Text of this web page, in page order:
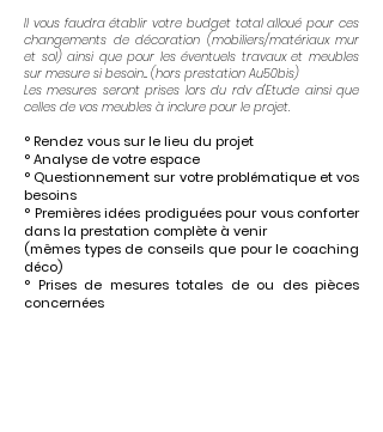
Il vous faudra établir votre budget total alloué pour ces
changements de décoration (mobiliers/matériaux mur
et sol) ainsi que pour les éventuels travaux et meubles
sur mesure si besoin... (hors prestation Au50bis)
Les mesures seront prises lors du rdv d'Etude ainsi que
celles de vos meubles à inclure pour le projet.
°Rendez vous sur le lieu du projet
° Analyse de votre espace
° Questionnement sur votre problématique et vos
besoins
° Premières idées prodiguées pour vous conforter
dans la prestation complète à venir
(mêmes types de conseils que pour le coaching
déco)
° Prises de mesures totales de ou des pièces
concernées